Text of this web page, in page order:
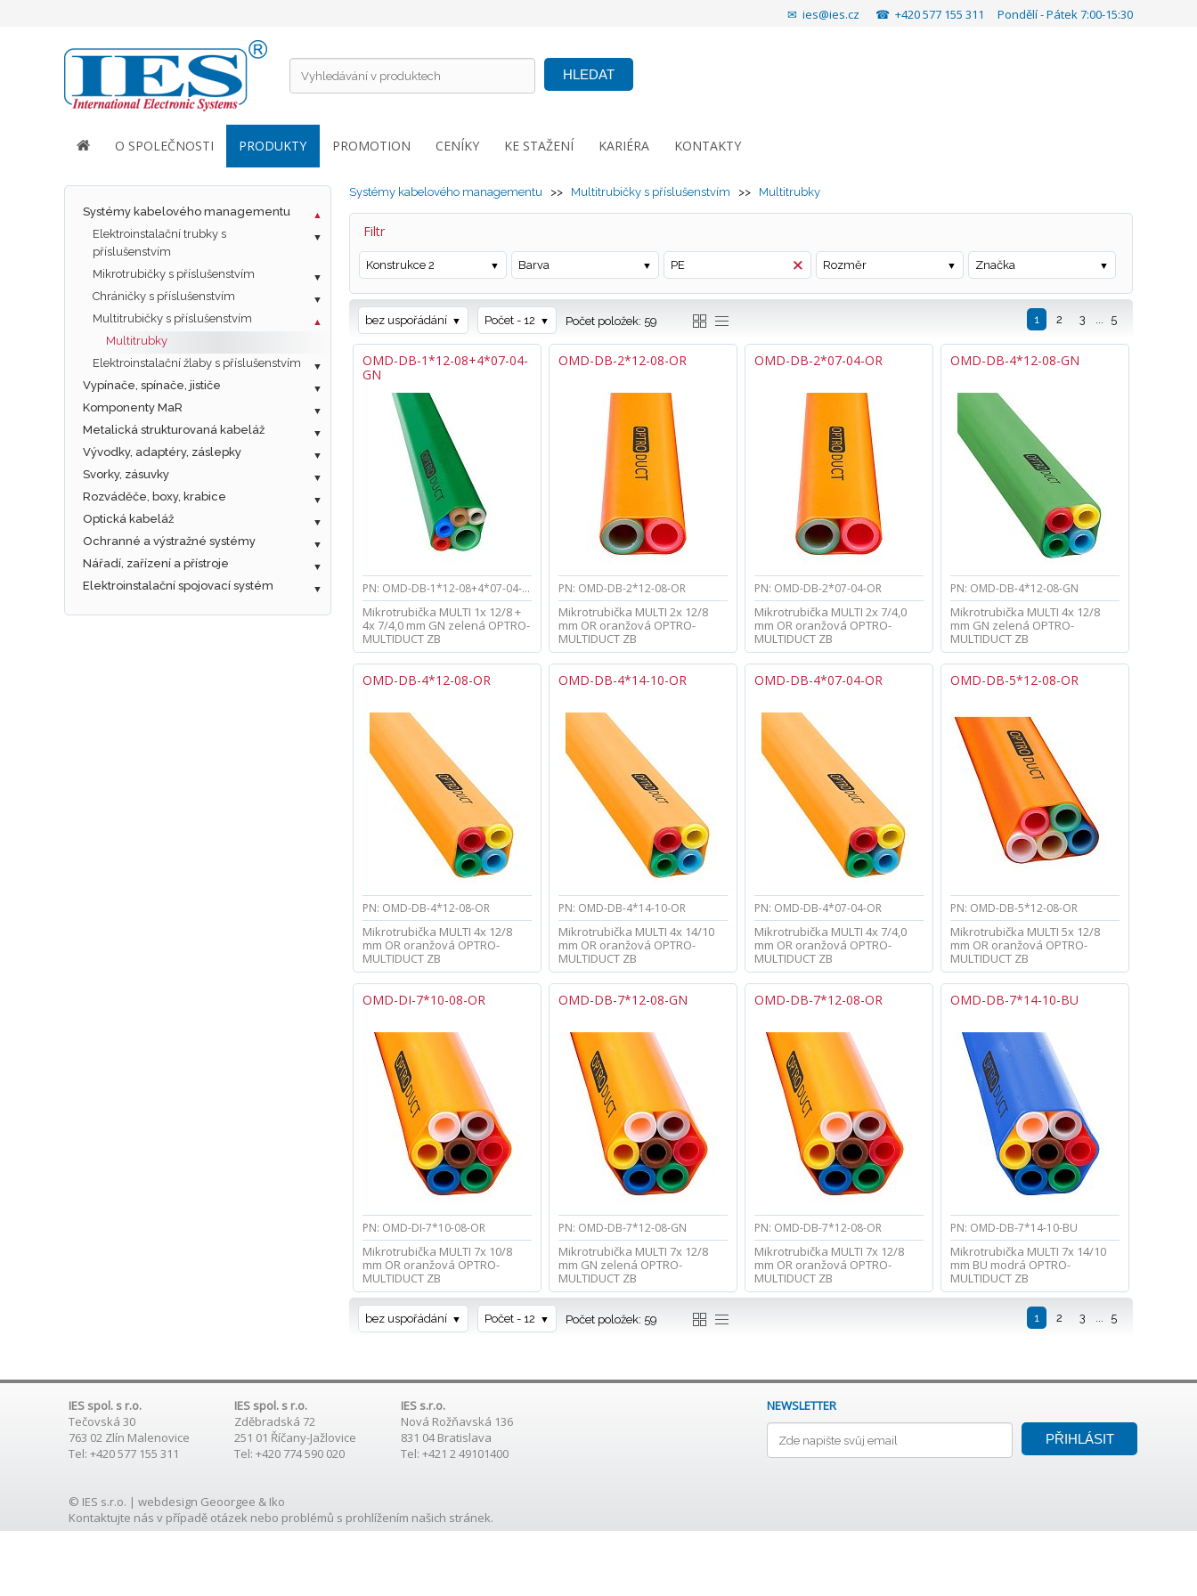
✉ ies@ies.cz ☎ +420 577 155 311 Pondělí - Pátek 7:00-15:30
HLEDAT
O SPOLEČNOSTI PRODUKTY PROMOTION CENÍKY KE STAŽENÍ KARIÉRA KONTAKTY
Systémy kabelového managementu
Elektroinstalační trubky s
příslušenstvím
Mikrotrubičky s příslušenstvím
Chráničky s příslušenstvím
Multitrubičky s příslušenstvím
Multitrubky
Elektroinstalační žlaby s příslušenstvím
Vypínače, spínače, jističe
Komponenty MaR
Metalická strukturovaná kabeláž
Vývodky, adaptéry, záslepky
Svorky, zásuvky
Rozváděče, boxy, krabice
Optická kabeláž
Ochranné a výstražné systémy
Nářadí, zařízení a přístroje
Elektroinstalační spojovací systém
Systémy kabelového managementu >> Multitrubičky s příslušenstvím >> Multitrubky
Filtr
Konstrukce 2 Barva PE Rozměr Značka
1 2 3 ... 5
bez uspořádání Počet - 12 Počet položek: 59
OMD-DB-1*12-08+4*07-04-
GN
PN: OMD-DB-1*12-08+4*07-04-GN
Mikrotrubička MULTI 1x 12/8 +
4x 7/4,0 mm GN zelená OPTRO-
MULTIDUCT ZB
OMD-DB-2*12-08-OR
PN: OMD-DB-2*12-08-OR
Mikrotrubička MULTI 2x 12/8
mm OR oranžová OPTRO-
MULTIDUCT ZB
OMD-DB-2*07-04-OR
PN: OMD-DB-2*07-04-OR
Mikrotrubička MULTI 2x 7/4,0
mm OR oranžová OPTRO-
MULTIDUCT ZB
OMD-DB-4*12-08-GN
PN: OMD-DB-4*12-08-GN
Mikrotrubička MULTI 4x 12/8
mm GN zelená OPTRO-
MULTIDUCT ZB
OMD-DB-4*12-08-OR
PN: OMD-DB-4*12-08-OR
Mikrotrubička MULTI 4x 12/8
mm OR oranžová OPTRO-
MULTIDUCT ZB
OMD-DB-4*14-10-OR
PN: OMD-DB-4*14-10-OR
Mikrotrubička MULTI 4x 14/10
mm OR oranžová OPTRO-
MULTIDUCT ZB
OMD-DB-4*07-04-OR
PN: OMD-DB-4*07-04-OR
Mikrotrubička MULTI 4x 7/4,0
mm OR oranžová OPTRO-
MULTIDUCT ZB
OMD-DB-5*12-08-OR
PN: OMD-DB-5*12-08-OR
Mikrotrubička MULTI 5x 12/8
mm OR oranžová OPTRO-
MULTIDUCT ZB
OMD-DI-7*10-08-OR
PN: OMD-DI-7*10-08-OR
Mikrotrubička MULTI 7x 10/8
mm OR oranžová OPTRO-
MULTIDUCT ZB
OMD-DB-7*12-08-GN
PN: OMD-DB-7*12-08-GN
Mikrotrubička MULTI 7x 12/8
mm GN zelená OPTRO-
MULTIDUCT ZB
OMD-DB-7*12-08-OR
PN: OMD-DB-7*12-08-OR
Mikrotrubička MULTI 7x 12/8
mm OR oranžová OPTRO-
MULTIDUCT ZB
OMD-DB-7*14-10-BU
PN: OMD-DB-7*14-10-BU
Mikrotrubička MULTI 7x 14/10
mm BU modrá OPTRO-
MULTIDUCT ZB
1 2 3 ... 5
bez uspořádání Počet - 12 Počet položek: 59
IES spol. s r.o.
Tečovská 30
763 02 Zlín Malenovice
Tel: +420 577 155 311
IES spol. s r.o.
Zděbradská 72
251 01 Říčany-Jažlovice
Tel: +420 774 590 020
IES s.r.o.
Nová Rožňavská 136
831 04 Bratislava
Tel: +421 2 49101400
NEWSLETTER
PŘIHLÁSIT
© IES s.r.o. | webdesign Geoorgee & Iko
Kontaktujte nás v případě otázek nebo problémů s prohlížením našich stránek.